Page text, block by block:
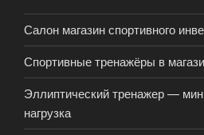
Салон магазин спортивного
Спортивные тренажёры в
Эллиптический тренажер —
нагрузка